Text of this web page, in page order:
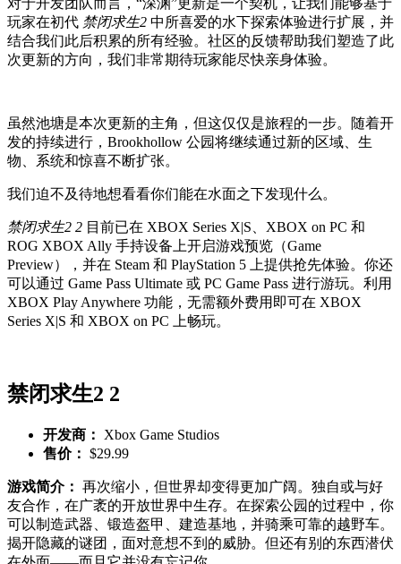
对于开发团队而言，“深渊”更新是一个契机，让我们能够基于
玩家在初代 禁闭求生2 中所喜爱的水下探索体验进行扩展，并
结合我们此后积累的所有经验。社区的反馈帮助我们塑造了此
次更新的方向，我们非常期待玩家能尽快亲身体验。
虽然池塘是本次更新的主角，但这仅仅是旅程的一步。随着开
发的持续进行，Brookhollow 公园将继续通过新的区域、生
物、系统和惊喜不断扩张。
我们迫不及待地想看看你们能在水面之下发现什么。
禁闭求生2 2 目前已在 XBOX Series X|S、XBOX on PC 和
ROG XBOX Ally 手持设备上开启游戏预览（Game
Preview），并在 Steam 和 PlayStation 5 上提供抢先体验。你还
可以通过 Game Pass Ultimate 或 PC Game Pass 进行游玩。利用
XBOX Play Anywhere 功能，无需额外费用即可在 XBOX
Series X|S 和 XBOX on PC 上畅玩。
禁闭求生2 2
开发商：
Xbox Game Studios
售价： $29.99
游戏简介： 再次缩小，但世界却变得更加广阔。独自或与好
友合作，在广袤的开放世界中生存。在探索公园的过程中，你
可以制造武器、锻造盔甲、建造基地，并骑乘可靠的越野车。
揭开隐藏的谜团，面对意想不到的威胁。但还有别的东西潜伏